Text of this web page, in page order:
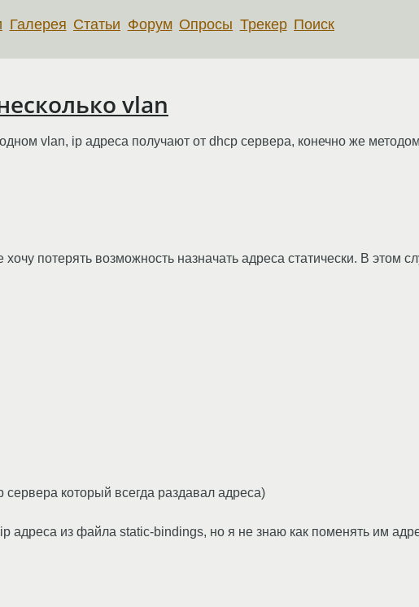
Галерея Статьи Форум Опросы Трекер Поиск
vlan
vlan, ip адреса получают от dhcp сервера, конечно же
потерять возможность назначать адреса статически. В этом
который всегда раздавал адреса)
адреса из файла static-bindings, но я не знаю как поменять им